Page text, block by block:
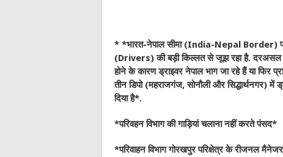
* *भारत-नेपाल सीमा (India-Nepal Border)
(Drivers) की बड़ी किल्लत से जूझ रहा है. दरअसल
होने के कारण ड्राइवर नेपाल भाग जा रहे हैं या फिर
तीन डिपो (महराजगंज, सोनौली और सिद्धार्थनगर) में
दिया है*.
*परिवहन विभाग की गाड़ियां चलाना नहीं करते पंसद*
*परिवाहन विभाग गोरखपुर परिक्षेत्र के रीजनल